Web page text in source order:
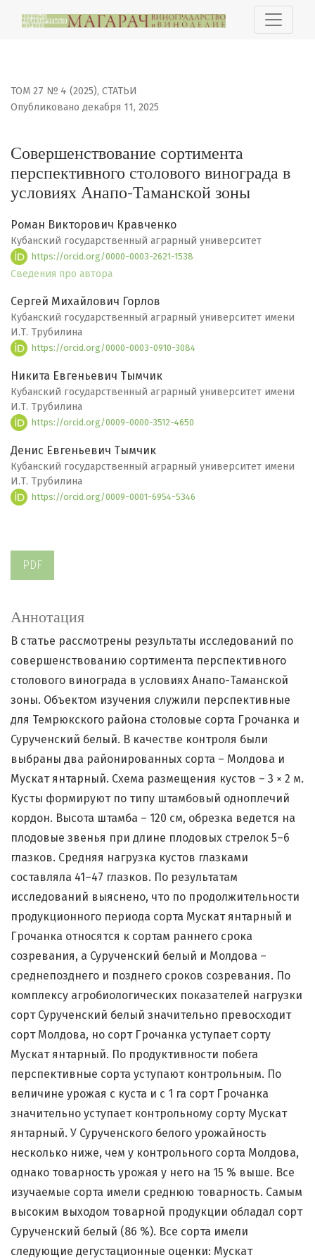
Совершенствование сортимента перспективного
ТОМ 27 № 4 (2025), СТАТЬИ
Совершенствование сортимента
перспективного столового винограда в
условиях Анапо-Таманской зоны
Опубликовано декабря 11, 2025
Роман Викторович Кравченко
Кубанский государственный аграрный университет
https://orcid.org/0000-0003-2621-1538
Сведения про автора
Сергей Михайлович Горлов
Кубанский государственный аграрный университет имени
И.Т. Трубилина
https://orcid.org/0000-0003-0910-3084
Никита Евгеньевич Тымчик
Кубанский государственный аграрный университет имени
И.Т. Трубилина
https://orcid.org/0009-0000-3512-4650
Денис Евгеньевич Тымчик
Кубанский государственный аграрный университет имени
И.Т. Трубилина
https://orcid.org/0009-0001-6954-5346
PDF
Аннотация
В статье рассмотрены результаты исследований по
совершенствованию сортимента перспективного
столового винограда в условиях Анапо-Таманской
зоны. Объектом изучения служили перспективные
для Темрюкского района столовые сорта Грочанка и
Сурученский белый. В качестве контроля были
выбраны два районированных сорта – Молдова и
Мускат янтарный. Схема размещения кустов – 3 × 2 м.
Кусты формируют по типу штамбовый одноплечий
кордон. Высота штамба – 120 см, обрезка ведется на
плодовые звенья при длине плодовых стрелок 5–6
глазков. Средняя нагрузка кустов глазками
составляла 41–47 глазков. По результатам
исследований выяснено, что по продолжительности
продукционного периода сорта Мускат янтарный и
Грочанка относятся к сортам раннего срока
созревания, а Сурученский белый и Молдова –
среднепозднего и позднего сроков созревания. По
комплексу агробиологических показателей нагрузки
сорт Сурученский белый значительно превосходит
сорт Молдова, но сорт Грочанка уступает сорту
Мускат янтарный. По продуктивности побега
перспективные сорта уступают контрольным. По
величине урожая с куста и с 1 га сорт Грочанка
значительно уступает контрольному сорту Мускат
янтарный. У Сурученского белого урожайность
несколько ниже, чем у контрольного сорта Молдова,
однако товарность урожая у него на 15 % выше. Все
изучаемые сорта имели среднюю товарность. Самым
высоким выходом товарной продукции обладал сорт
Сурученский белый (86 %). Все сорта имели
следующие дегустационные оценки: Мускат